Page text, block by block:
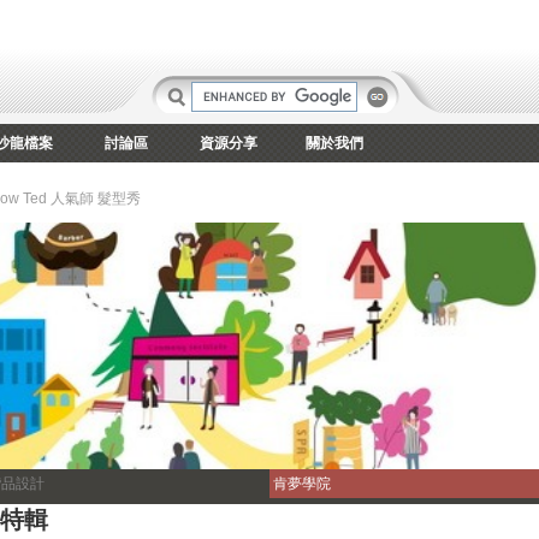
龍檔案 討論區 資源分享 關於我們
Ted 人氣師 髮型秀
設計 肯夢學院
輯